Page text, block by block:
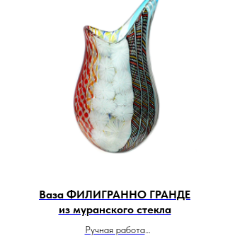
Ваза ФИЛИГРАННО ГРАНДЕ
из муранского стекла
Ручная работа